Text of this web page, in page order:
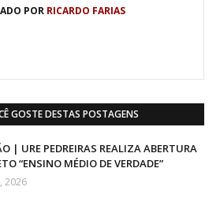
POR RICARDO FARIAS
GOSTE DESTAS POSTAGENS
| URE PEDREIRAS REALIZA ABERTURA
“ENSINO MÉDIO DE VERDADE”
2026